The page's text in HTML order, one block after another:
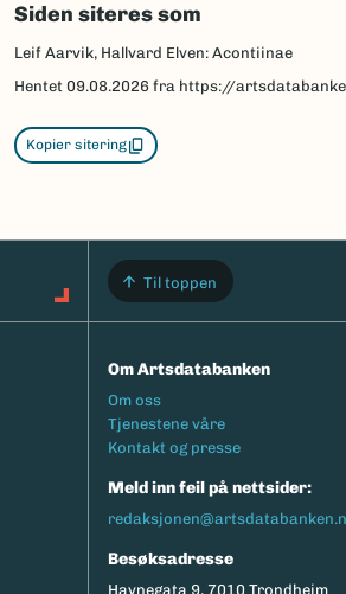
Siden siteres som
Leif Aarvik, Hallvard Elven: Acontiinae
Hentet 09.08.2026 fra https://artsdatabanken.no/
Kopier sitering
Til toppen
Om Artsdatabanken
Footermeny
Om oss
Tjenestene våre
Kontakt og presse
Meld inn feil på nettsider:
Besøksadresse
Havnegata 9, 7010 Trondheim